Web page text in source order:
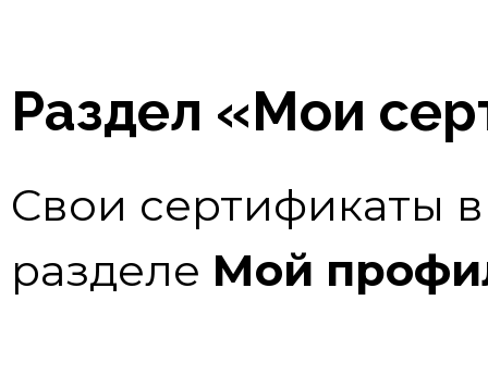
Раздел «Мои
Свои сертификаты
разделе Мой